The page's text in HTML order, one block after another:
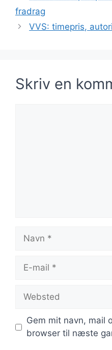
fradrag
VVS: timepris,
Skriv en
Navn
Websted
Gem mit navn, mail
browser til næste